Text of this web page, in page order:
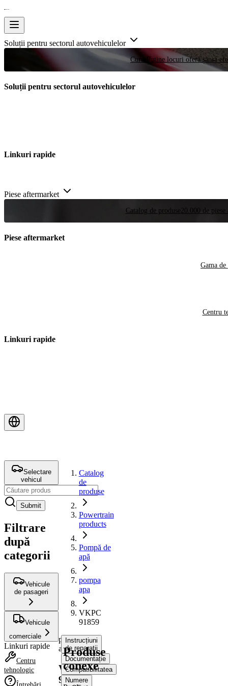
Soluții pentru sectorul autovehiculelor
Curse Puține locuri oferă șansa
Soluții pentru sectorul autovehiculelor
Linkuri rapide
Piese aftermarket
Catalog de produse 20.000 de
Piese aftermarket
Gama de
Centru
Linkuri rapide
Selectare
vehicul
Submit
Filtrare
după
categorii
Vehicule
de pasageri
Vehicule
comerciale
Linkuri rapide
Centru
tehnologic
Catalog
de
produse
Powertrain
products
Pompă de
apă
pompa
apa
VKPC
91859
pompa
apa
VKPC
91859
Instrucțiuni
de reparații
Documentație
Compatibilitatea
Numere
Produse
conexe